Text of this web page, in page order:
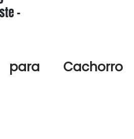
para Cachorro